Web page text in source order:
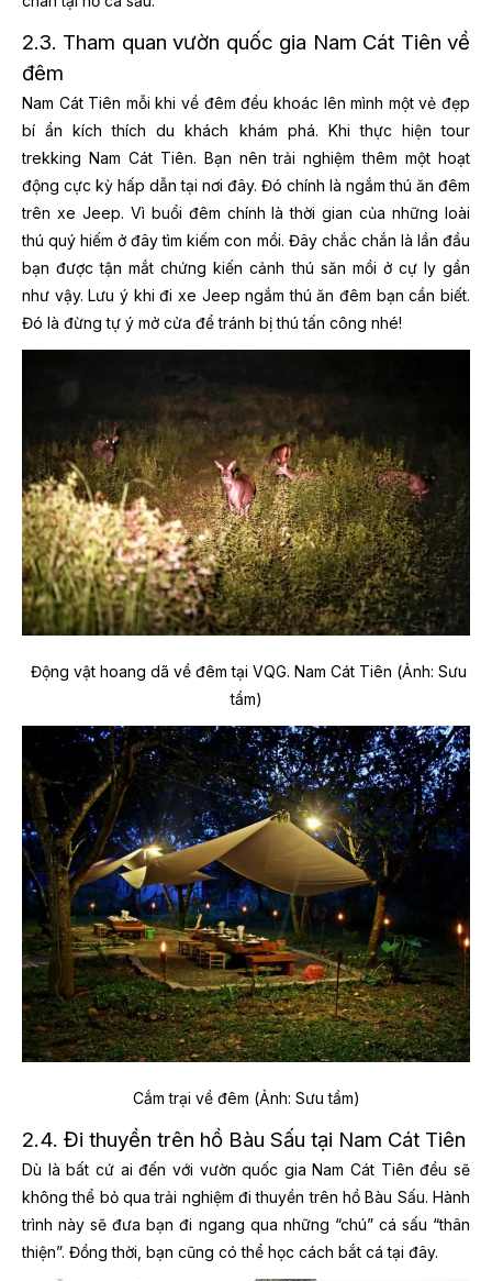
2.3. Tham quan vườn quốc gia Nam Cát Tiên về
đêm
Nam Cát Tiên mỗi khi về đêm đều khoác lên mình một vẻ đẹp
bí ẩn kích thích du khách khám phá. Khi thực hiện tour
trekking Nam Cát Tiên. Bạn nên trải nghiệm thêm một hoạt
động cực kỳ hấp dẫn tại nơi đây. Đó chính là ngắm thú ăn đêm
trên xe Jeep. Vì buổi đêm chính là thời gian của những loài
thú quý hiếm ở đây tìm kiếm con mồi. Đây chắc chắn là lần đầu
bạn được tận mắt chứng kiến cảnh thú săn mồi ở cự ly gần
như vậy. Lưu ý khi đi xe Jeep ngắm thú ăn đêm bạn cần biết.
Đó là đừng tự ý mở cửa để tránh bị thú tấn công nhé!
Động vật hoang dã về đêm tại VQG. Nam Cát Tiên (Ảnh: Sưu
tầm)
Cắm trại về đêm (Ảnh: Sưu tầm)
2.4. Đi thuyền trên hồ Bàu Sấu tại Nam Cát Tiên
Dù là bất cứ ai đến với vườn quốc gia Nam Cát Tiên đều sẽ
không thể bỏ qua trải nghiệm đi thuyền trên hồ Bàu Sấu. Hành
trình này sẽ đưa bạn đi ngang qua những “chú” cá sấu “thân
thiện”. Đồng thời, bạn cũng có thể học cách bắt cá tại đây.